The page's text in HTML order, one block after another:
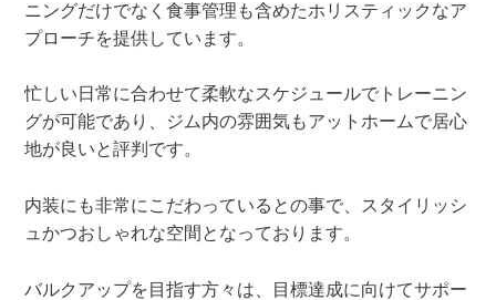
ニングだけでなく食事管理も含めたホリスティックなア
プローチを提供しています。
忙しい日常に合わせて柔軟なスケジュールでトレーニン
グが可能であり、ジム内の雰囲気もアットホームで居心
地が良いと評判です。
内装にも非常にこだわっているとの事で、スタイリッシ
ュかつおしゃれな空間となっております。
バルクアップを目指す方々は、目標達成に向けてサポー